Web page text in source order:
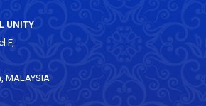
UNITY
F,
MALAYSIA